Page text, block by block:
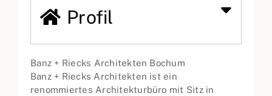
Profil
Banz + Riecks Architekten Bochum
Banz + Riecks Architekten ist ein
renommiertes Architekturbüro mit Sitz in